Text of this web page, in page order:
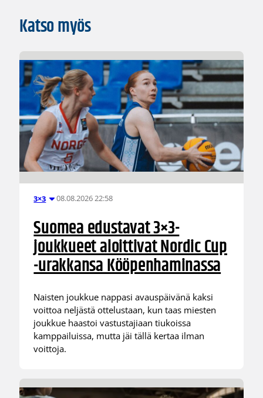
Katso myös
3×3 08.08.2026 22:58
Suomea edustavat 3×3-
joukkueet aloittivat Nordic Cup
-urakkansa Kööpenhaminassa
Naisten joukkue nappasi avauspäivänä kaksi
voittoa neljästä ottelustaan, kun taas miesten
joukkue haastoi vastustajiaan tiukoissa
kamppailuissa, mutta jäi tällä kertaa ilman
voittoja.